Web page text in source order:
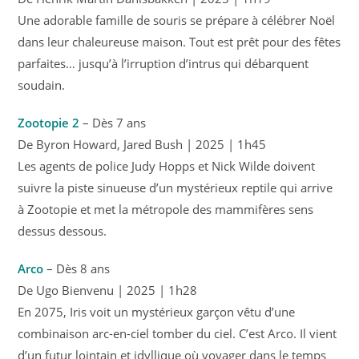
Une adorable famille de souris se prépare à célébrer Noël
dans leur chaleureuse maison. Tout est prêt pour des fêtes
parfaites… jusqu’à l’irruption d’intrus qui débarquent
soudain.
Zootopie 2 – Dès 7 ans
De Byron Howard, Jared Bush | 2025 | 1h45
Les agents de police Judy Hopps et Nick Wilde doivent
suivre la piste sinueuse d’un mystérieux reptile qui arrive
à Zootopie et met la métropole des mammifères sens
dessus dessous.
Arco– Dès 8 ans
De Ugo Bienvenu | 2025 | 1h28
En 2075, Iris voit un mystérieux garçon vêtu d’une
combinaison arc-en-ciel tomber du ciel. C’est Arco. Il vient
d’un futur lointain et idyllique où voyager dans le temps